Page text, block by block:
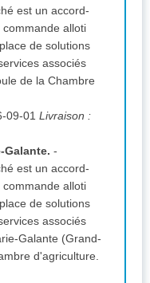
est un accord-
alloti
de solutions
associés
de la Chambre
09-01 Livraison :
Galante. -
est un accord-
alloti
de solutions
associés
Galante (Grand-
d'agriculture.